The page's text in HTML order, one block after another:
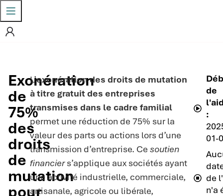
Exonération
de
75%
des
droits
de
mutation
pour
L’exonération des droits de mutation
à titre gratuit des entreprises
transmises dans le cadre familial
permet une réduction de 75% sur la
valeur des parts ou actions lors d’une
transmission d’entreprise. Ce soutien
financiers’applique aux sociétés ayant
une activité industrielle, commerciale,
artisanale, agricole ou libérale,
de
:
01-
de
n'a